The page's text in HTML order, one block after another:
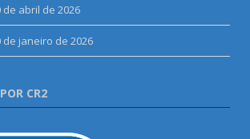
de abril de 2026
de janeiro de 2026
CR2